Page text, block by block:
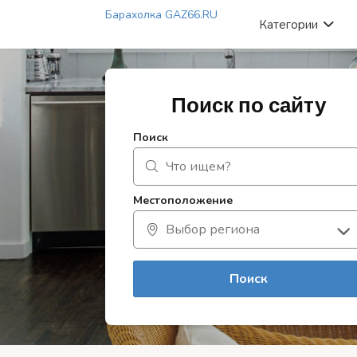
Барахолка GAZ66.RU
Категории
Поиск по сайту
Поиск
Местоположение
Поиск